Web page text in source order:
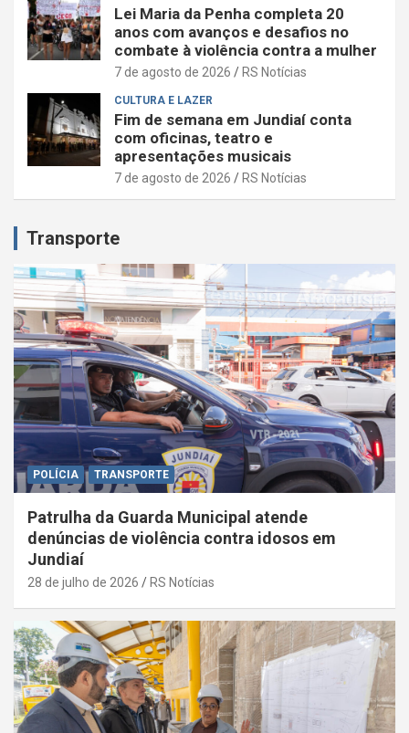
Lei Maria da Penha completa 20
anos com avanços e desafios no
combate à violência contra a mulher
7 de agosto de 2026 RS Notícias
CULTURA E LAZER
Fim de semana em Jundiaí conta
com oficinas, teatro e
apresentações musicais
7 de agosto de 2026 RS Notícias
Transporte
POLÍCIA TRANSPORTE
Patrulha da Guarda Municipal atende
denúncias de violência contra idosos em
Jundiaí
28 de julho de 2026 RS Notícias